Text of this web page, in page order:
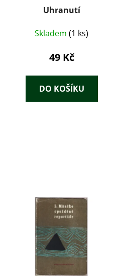
Uhranutí
Skladem (1 ks)
49 Kč
DO KOŠÍKU